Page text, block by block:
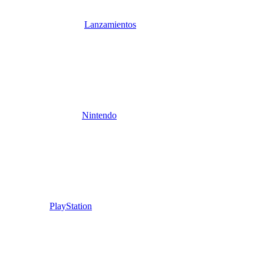
Lanzamientos
Nintendo
PlayStation